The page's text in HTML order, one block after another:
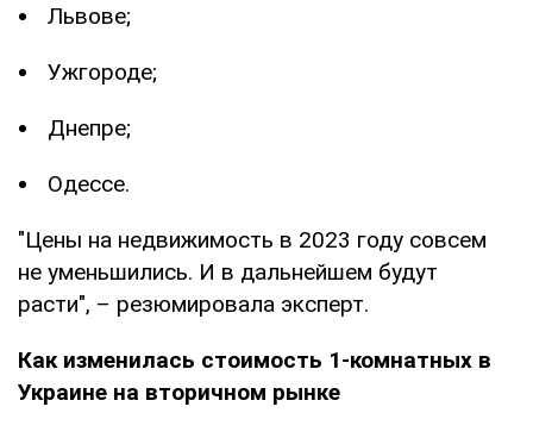
Львове;
Ужгороде;
Днепре;
Одессе.
"Цены на недвижимость в 2023 году совсем
не уменьшились. И в дальнейшем будут
расти", – резюмировала эксперт.
Как изменилась стоимость 1-комнатных в
Украине на вторичном рынке